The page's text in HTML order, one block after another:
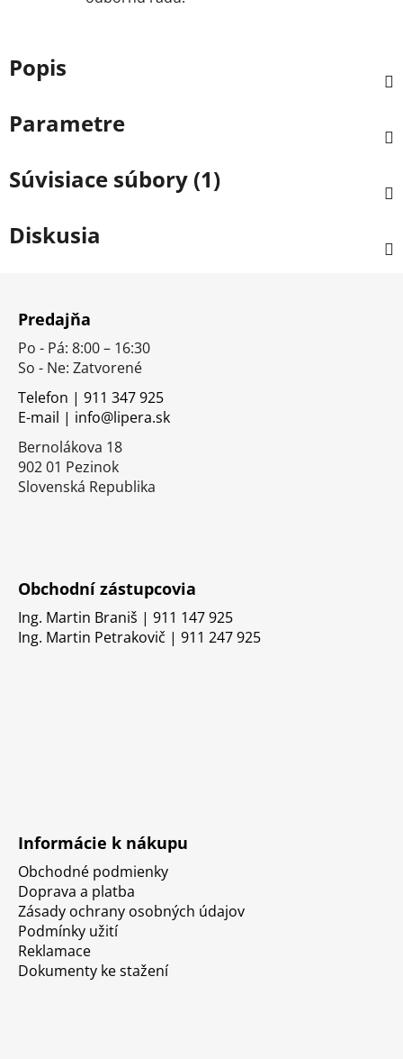
Popis
Parametre
Súvisiace súbory (1)
Diskusia
Predajňa
Po - Pá: 8:00 – 16:30
So - Ne: Zatvorené
Telefon | 911 347 925
E-mail | info@lipera.sk
Bernolákova 18
902 01 Pezinok
Slovenská Republika
Obchodní zástupcovia
Ing. Martin Braniš | 911 147 925
Ing. Martin Petrakovič | 911 247 925
Informácie k nákupu
Obchodné podmienky
Doprava a platba
Zásady ochrany osobných údajov
Podmínky užití
Reklamace
Dokumenty ke stažení